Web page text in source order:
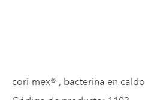
cori-mex® , bacterina en caldo